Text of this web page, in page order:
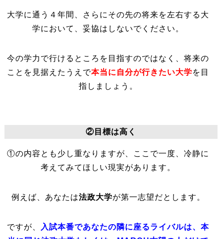
大学に通う４年間、さらにその先の将来を左右する大
学において、妥協はしないでください。
今の学力で行けるところを目指すのではなく、将来の
ことを見据えたうえで本当に自分が行きたい大学を目
指しましょう。
②目標は高く
①の内容とも少し重なりますが、ここで一度、冷静に
考えてみてほしい現実があります。
例えば、あなたは法政大学が第一志望だとします。
ですが、
入試本番であなたの隣に座るライバルは、本